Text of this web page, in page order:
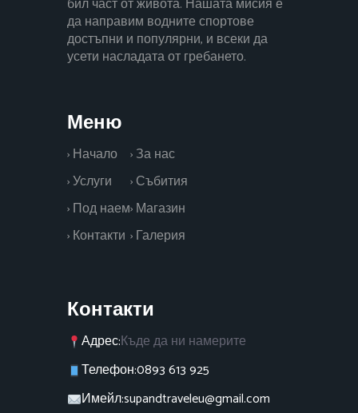
бил част от живота. Нашата мисия е
да направим водните спортове
достъпни и популярни, и всеки да
усети насладата от гребането.
Меню
› Начало
› Услуги
› Под наем
› Контакти
› За нас
› Събития
› Магазин
› Галерия
Контакти
Адрес:Къде да ни намерите
Телефон:0893 613 925
Имейл:supandtraveleu@gmail.com